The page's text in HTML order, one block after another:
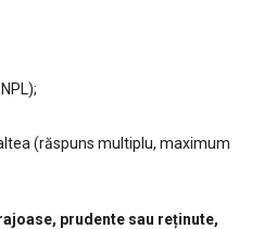
(răspuns multiplu, maximum
prudente sau reținute,